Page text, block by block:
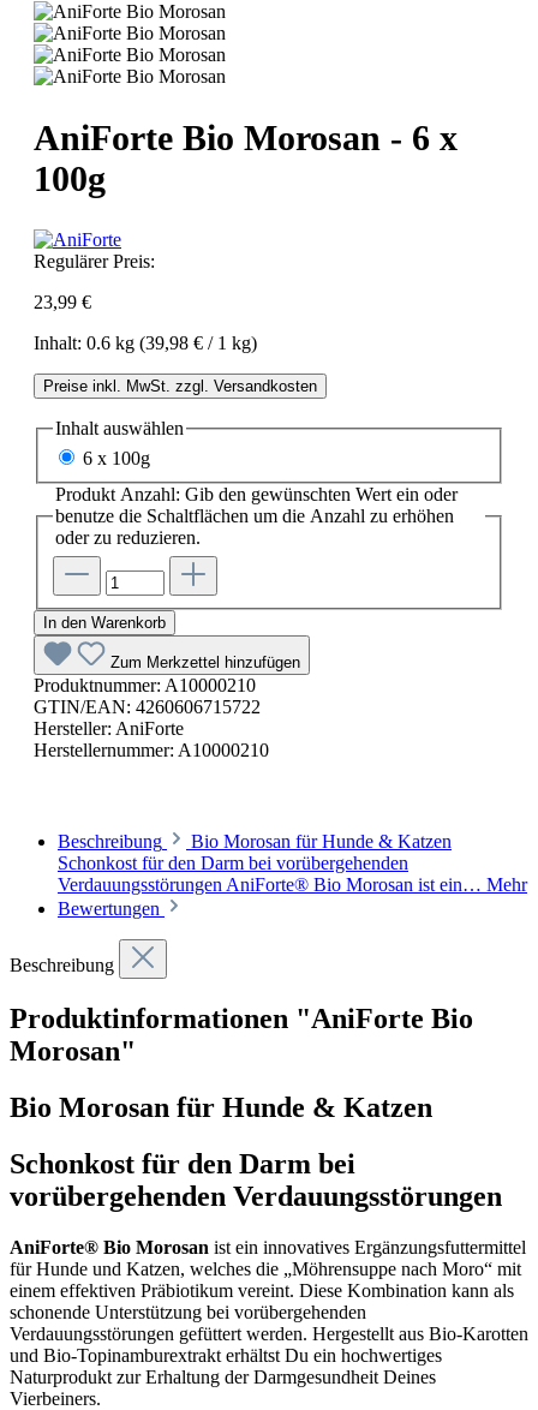
AniForte Bio Morosan - 6 x
100g
Regulärer Preis:
23,99 €
Inhalt: 0.6 kg (39,98 € / 1 kg)
Preise inkl. MwSt. zzgl. Versandkosten
Inhalt auswählen
6 x 100g
Produkt Anzahl: Gib den gewünschten Wert ein oder
benutze die Schaltflächen um die Anzahl zu erhöhen
oder zu reduzieren.
In den Warenkorb
Zum Merkzettel hinzufügen
Produktnummer: A10000210
GTIN/EAN: 4260606715722
Hersteller: AniForte
Herstellernummer: A10000210
Beschreibung
Bio Morosan für Hunde & Katzen
Schonkost für den Darm bei vorübergehenden
Verdauungsstörungen AniForte® Bio Morosan ist ein… Mehr
Bewertungen
Beschreibung
Produktinformationen "AniForte Bio
Morosan"
Bio Morosan für Hunde & Katzen
Schonkost für den Darm bei
vorübergehenden Verdauungsstörungen
AniForte® Bio Morosan ist ein innovatives Ergänzungsfuttermittel
für Hunde und Katzen, welches die „Möhrensuppe nach Moro“ mit
einem effektiven Präbiotikum vereint. Diese Kombination kann als
schonende Unterstützung bei vorübergehenden
Verdauungsstörungen gefüttert werden. Hergestellt aus Bio-Karotten
und Bio-Topinamburextrakt erhältst Du ein hochwertiges
Naturprodukt zur Erhaltung der Darmgesundheit Deines
Vierbeiners.